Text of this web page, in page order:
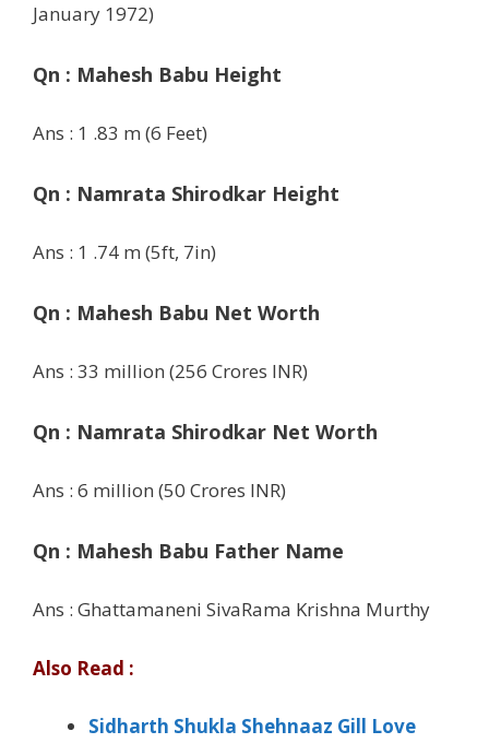
January 1972)
Qn : Mahesh Babu Height
Ans : 1 .83 m (6 Feet)
Qn : Namrata Shirodkar Height
Ans : 1 .74 m (5ft, 7in)
Qn : Mahesh Babu Net Worth
Ans : 33 million (256 Crores INR)
Qn : Namrata Shirodkar Net Worth
Ans : 6 million (50 Crores INR)
Qn : Mahesh Babu Father Name
Ans : Ghattamaneni SivaRama Krishna Murthy
Also Read :
Sidharth Shukla Shehnaaz Gill Love